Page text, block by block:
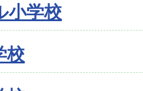
小学校
校